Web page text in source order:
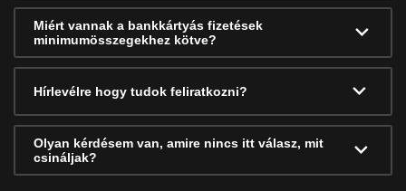
Miért vannak a bankkártyás fizetések
minimumösszegekhez kötve?
Hírlevélre hogy tudok feliratkozni?
Olyan kérdésem van, amire nincs itt válasz, mit
csináljak?